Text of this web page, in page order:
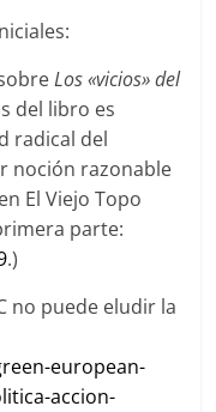
Los «vicios» del
del libro es
radical del
noción razonable
El Viejo Topo
parte:
.)
no puede eludir la
european-
accion-